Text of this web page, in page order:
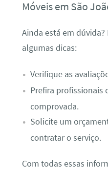
Móveis em São
Ainda está em dúvida?
algumas dicas:
Verifique as
Prefira profissionais
comprovada.
Solicite um
contratar o serviço.
Com todas essas